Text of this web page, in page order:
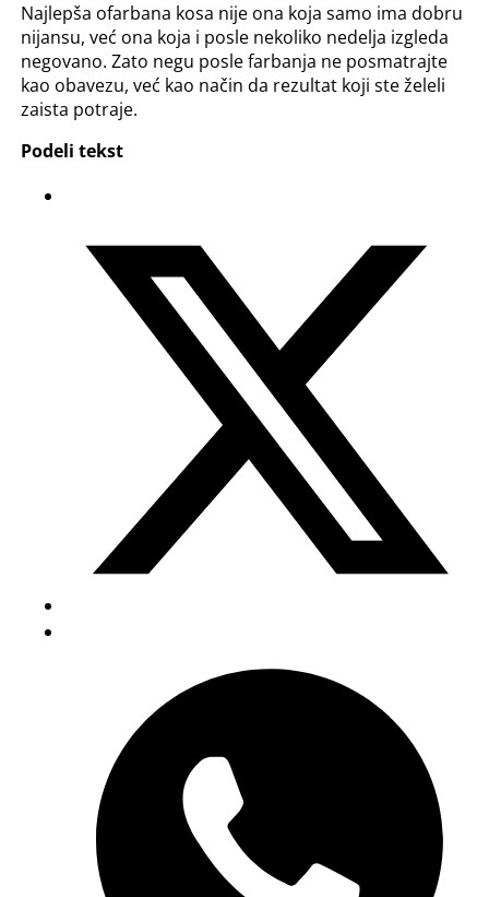
Najlepša ofarbana kosa nije ona koja samo ima dobru
nijansu, već ona koja i posle nekoliko nedelja izgleda
negovano. Zato negu posle farbanja ne posmatrajte
kao obavezu, već kao način da rezultat koji ste želeli
zaista potraje.
Podeli tekst